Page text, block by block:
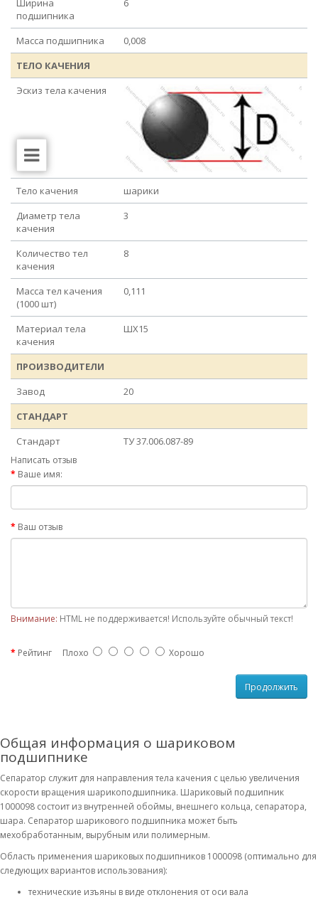
Ширина
подшипника
6
Масса подшипника
0,008
ТЕЛО КАЧЕНИЯ
Эскиз тела качения
Тело качения
шарики
Диаметр тела
качения
3
Количество тел
качения
8
Масса тел качения
(1000 шт)
0,111
Материал тела
качения
ШХ15
ПРОИЗВОДИТЕЛИ
Завод
20
СТАНДАРТ
Стандарт
ТУ 37.006.087-89
Написать отзыв
Ваше имя:
Ваш отзыв
Внимание: HTML не поддерживается! Используйте обычный текст!
Рейтинг Плохо Хорошо
Продолжить
Общая информация о шариковом
подшипнике
Сепаратор служит для направления тела качения с целью увеличения
скорости вращения шарикоподшипника. Шариковый подшипник
1000098 состоит из внутренней обоймы, внешнего кольца, сепаратора,
шара. Сепаратор шарикового подшипника может быть
мехобработанным, вырубным или полимерным.
Область применения шариковых подшипников 1000098 (оптимально для
следующих вариантов использования):
технические изъяны в виде отклонения от оси вала